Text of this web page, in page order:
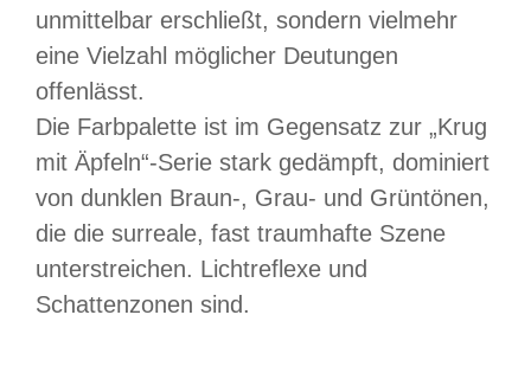
unmittelbar erschließt, sondern vielmehr
eine Vielzahl möglicher Deutungen
offenlässt.
Die Farbpalette ist im Gegensatz zur „Krug
mit Äpfeln“-Serie stark gedämpft, dominiert
von dunklen Braun-, Grau- und Grüntönen,
die die surreale, fast traumhafte Szene
unterstreichen. Lichtreflexe und
Schattenzonen sind.